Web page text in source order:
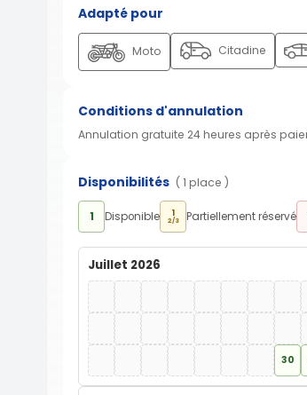
Adapté pour
Moto Citadine
Conditions d'annulation
Annulation gratuite 24 heures après
Disponibilités ( 1 place )
1 Disponible 1
2/3 Partiellement réservé
Juillet 2026
30